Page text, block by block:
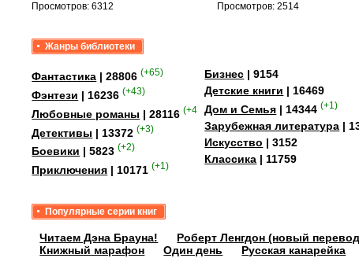
Просмотров: 6312 Просмотров: 2514
Жанры библиотеки
Фантастика | 28806 (+65)
Фэнтези | 16236 (+43)
Любовные романы | 28116 (+41)
Детективы | 13372 (+3)
Боевики | 5823 (+2)
Приключения | 10171 (+1)
Бизнес | 9154
Детские книги | 16469
Дом и Семья | 14344 (+1)
Зарубежная литература |
Искусство | 3152
Классика | 11759
Популярные серии книг
Читаем Дэна Брауна! Роберт Ленгдон (новый
Книжный марафон
Один день Русская канарейка